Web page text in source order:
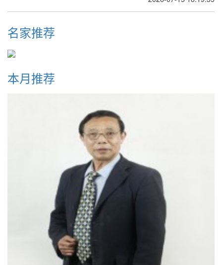
名家推荐
本月推荐